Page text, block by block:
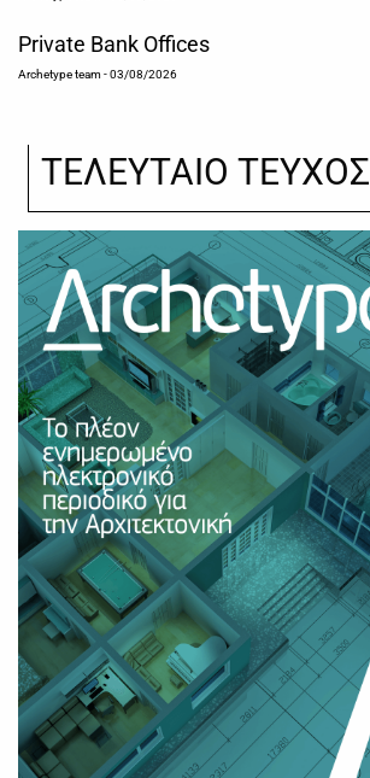
Private Bank Offices
Archetype team- 03/08/2026
ΤΕΛΕΥΤΑΙΟ ΤΕΥΧΟΣ